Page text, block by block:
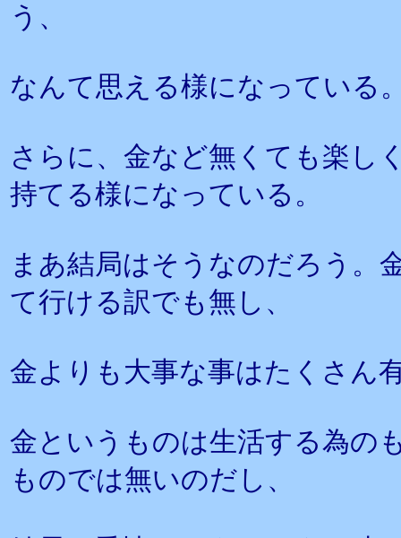
う、
なんて思える様になっている
さらに、金など無くても楽し
持てる様になっている。
まあ結局はそうなのだろう。
て行ける訳でも無し、
金よりも大事な事はたくさん
金というものは生活する為の
ものでは無いのだし、